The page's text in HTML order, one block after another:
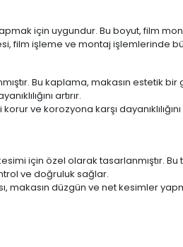
için uygundur. Bu boyut, film
film işleme ve montaj işlemlerinde
Bu kaplama, makasın estetik
artırır.
ve korozyona karşı
için özel olarak tasarlanmıştır.
ve doğruluk sağlar.
makasın düzgün ve net kesimler